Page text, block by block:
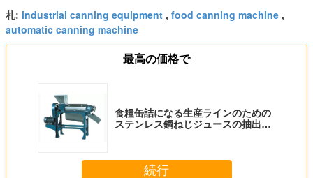
札: industrial canning equipment , food canning machine ,
automatic canning machine
最高の価格で
食糧缶詰になる生産ラインのための
ステンレス鋼ねじジュースの抽出器
続行